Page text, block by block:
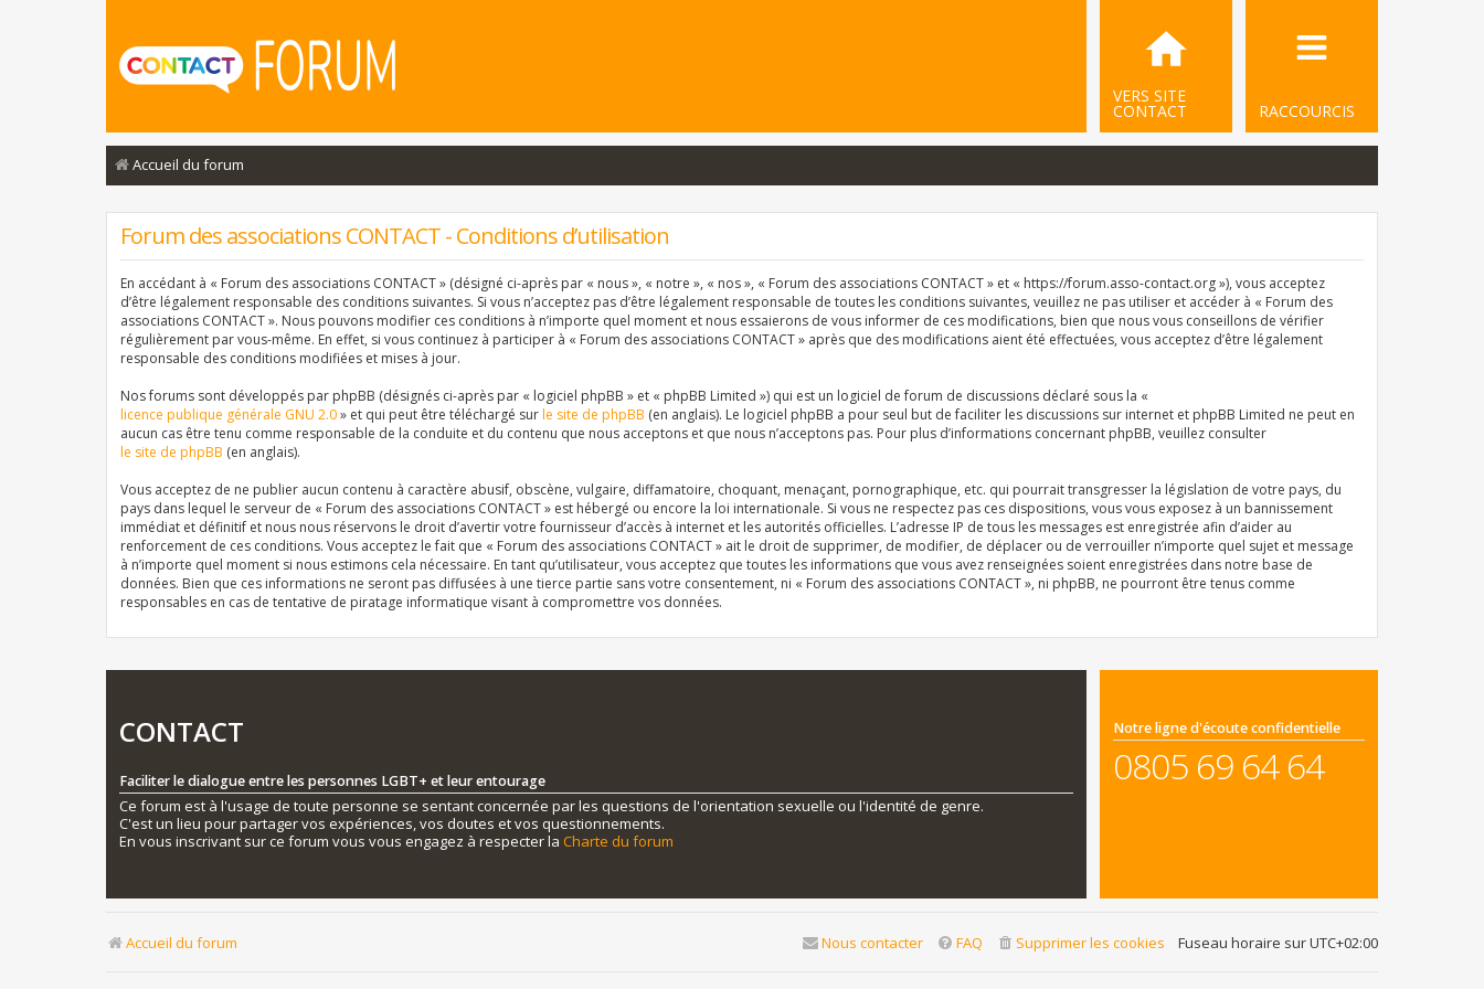
RACCOURCIS
VERS SITE
CONTACT
Accueil du forum
Forum des associations CONTACT - Conditions d’utilisation
En accédant à « Forum des associations CONTACT » (désigné ci-après par « nous », « notre », « nos », « Forum des associations CONTACT » et « https://forum.asso-contact.org »), vous acceptez
d’être légalement responsable des conditions suivantes. Si vous n’acceptez pas d’être légalement responsable de toutes les conditions suivantes, veuillez ne pas utiliser et accéder à « Forum des
associations CONTACT ». Nous pouvons modifier ces conditions à n’importe quel moment et nous essaierons de vous informer de ces modifications, bien que nous vous conseillons de vérifier
régulièrement par vous-même. En effet, si vous continuez à participer à « Forum des associations CONTACT » après que des modifications aient été effectuées, vous acceptez d’être légalement
responsable des conditions modifiées et mises à jour.
Nos forums sont développés par phpBB (désignés ci-après par « logiciel phpBB » et « phpBB Limited ») qui est un logiciel de forum de discussions déclaré sous la «
licence publique générale GNU 2.0» et qui peut être téléchargé surle site de phpBB (en anglais). Le logiciel phpBB a pour seul but de faciliter les discussions sur internet et phpBB Limited ne peut en
aucun cas être tenu comme responsable de la conduite et du contenu que nous acceptons et que nous n’acceptons pas. Pour plus d’informations concernant phpBB, veuillez consulter
le site de phpBB (en anglais).
Vous acceptez de ne publier aucun contenu à caractère abusif, obscène, vulgaire, diffamatoire, choquant, menaçant, pornographique, etc. qui pourrait transgresser la législation de votre pays, du
pays dans lequel le serveur de « Forum des associations CONTACT » est hébergé ou encore la loi internationale. Si vous ne respectez pas ces dispositions, vous vous exposez à un bannissement
immédiat et définitif et nous nous réservons le droit d’avertir votre fournisseur d’accès à internet et les autorités officielles. L’adresse IP de tous les messages est enregistrée afin d’aider au
renforcement de ces conditions. Vous acceptez le fait que « Forum des associations CONTACT » ait le droit de supprimer, de modifier, de déplacer ou de verrouiller n’importe quel sujet et message
à n’importe quel moment si nous estimons cela nécessaire. En tant qu’utilisateur, vous acceptez que toutes les informations que vous avez renseignées soient enregistrées dans notre base de
données. Bien que ces informations ne seront pas diffusées à une tierce partie sans votre consentement, ni « Forum des associations CONTACT », ni phpBB, ne pourront être tenus comme
responsables en cas de tentative de piratage informatique visant à compromettre vos données.
CONTACT
Faciliter le dialogue entre les personnes LGBT+ et leur entourage
Ce forum est à l'usage de toute personne se sentant concernée par les questions de l'orientation sexuelle ou l'identité de genre.
C'est un lieu pour partager vos expériences, vos doutes et vos questionnements.
En vous inscrivant sur ce forum vous vous engagez à respecter la Charte du forum
Notre ligne d'écoute confidentielle
0805 69 64 64
Accueil du forum Fuseau horaire surUTC+02:00
Supprimer les cookies
FAQ
Nous contacter